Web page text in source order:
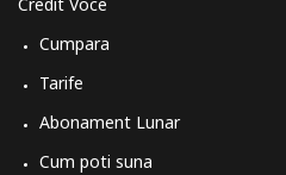
Cumpara
Tarife
Abonament Lunar
Cum poti suna